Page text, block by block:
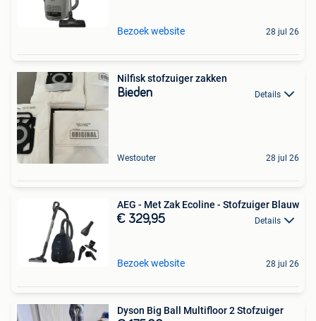
Bezoek website 28 jul 26
Nilfisk stofzuiger zakken
Bieden Details
Westouter 28 jul 26
AEG - Met Zak Ecoline - Stofzuiger Blauw
€ 329,95 Details
Bezoek website 28 jul 26
Dyson Big Ball Multifloor 2 Stofzuiger